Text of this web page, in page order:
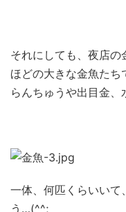
それにしても、夜店
ほどの大きな金魚たち
らんちゅうや出目金
一体、何匹くらいいて
う…(^^;